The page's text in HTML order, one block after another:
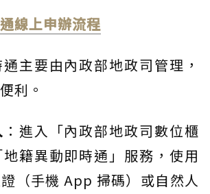
線上申辦流程
主要由內政部地政司管理，
利。
：進入「內政部地政司數位櫃
籍異動即時通」服務，使用
（手機 App 掃碼）或自然人